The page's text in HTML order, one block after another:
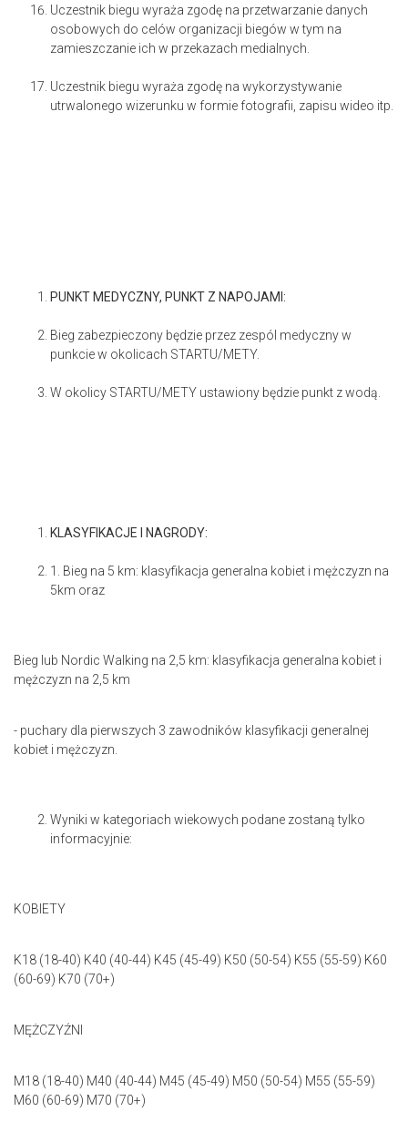
Uczestnik biegu wyraża zgodę na przetwarzanie danych
osobowych do celów organizacji biegów w tym na
zamieszczanie ich w przekazach medialnych.
Uczestnik biegu wyraża zgodę na wykorzystywanie
utrwalonego wizerunku w formie fotografii, zapisu wideo itp.
PUNKT MEDYCZNY, PUNKT Z NAPOJAMI:
Bieg zabezpieczony będzie przez zespól medyczny w
punkcie w okolicach STARTU/METY.
W okolicy STARTU/METY ustawiony będzie punkt z wodą.
KLASYFIKACJE I NAGRODY:
1. Bieg na 5 km: klasyfikacja generalna kobiet i mężczyzn na
5km oraz
Bieg lub Nordic Walking na 2,5 km: klasyfikacja generalna kobiet i
mężczyzn na 2,5 km
- puchary dla pierwszych 3 zawodników klasyfikacji generalnej
kobiet i mężczyzn.
Wyniki w kategoriach wiekowych podane zostaną tylko
informacyjnie:
KOBIETY
K18 (18-40) K40 (40-44) K45 (45-49) K50 (50-54) K55 (55-59) K60
(60-69) K70 (70+)
MĘŻCZYŹNI
M18 (18-40) M40 (40-44) M45 (45-49) M50 (50-54) M55 (55-59)
M60 (60-69) M70 (70+)